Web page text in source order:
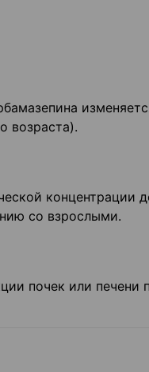
возраста).
концентрации
со взрослыми.
почек или печени